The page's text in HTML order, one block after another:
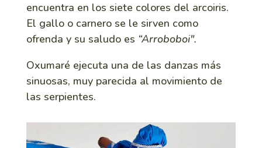
encuentra en los siete colores del arcoiris.
El gallo o carnero se le sirven como
ofrenda y su saludo es “Arroboboi".
Oxumaré ejecuta una de las danzas más
sinuosas, muy parecida al movimiento de
las serpientes.